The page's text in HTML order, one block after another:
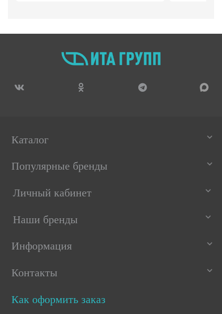
Каталог
Популярные бренды
Личный кабинет
Наши бренды
Информация
Контакты
Как оформить заказ